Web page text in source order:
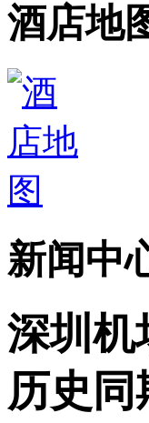
酒店地
新闻中
深圳机
历史同